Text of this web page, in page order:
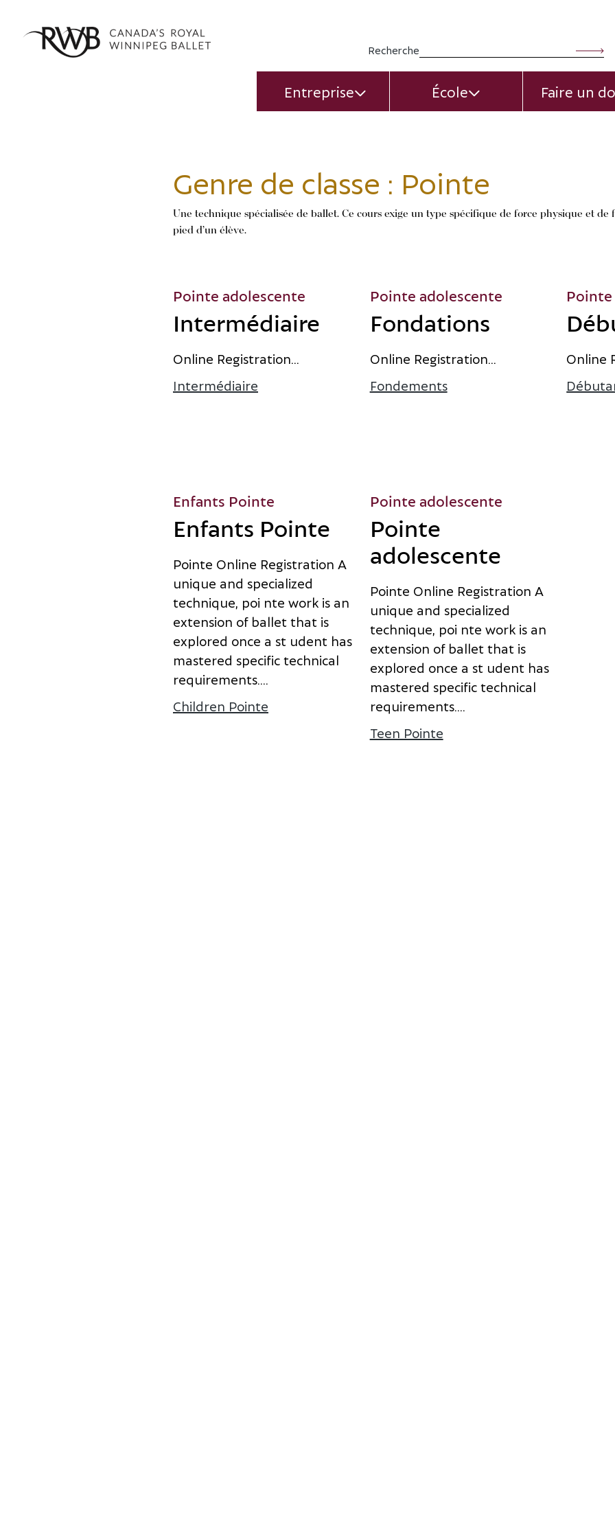
Recherche
EntrepriseEXPAND CHILD MENU
ÉcoleEXPAND CHILD
Faire un
Genre de classe : Pointe
Une technique spécialisée de ballet. Ce cours exige un type spécifique de force physique et
pied d’un élève.
Pointe adolescente
Intermédiaire
Online Registration...
Intermédiaire à propos d’intermédiaire
Pointe adolescente
Fondations
Online Registration...
Fondementsà propos des fondations
Online
Enfants Pointe
Enfants Pointe
Pointe Online Registration A
unique and specialized
technique, poi nte work is an
extension of ballet that is
explored once a st udent has
mastered specific technical
requirements....
Children Pointe à propos d’Enfants Pointe
Pointe adolescente
Pointe
adolescente
Pointe Online Registration A
unique and specialized
technique, poi nte work is an
extension of ballet that is
explored once a st udent has
mastered specific technical
requirements....
Teen Pointe